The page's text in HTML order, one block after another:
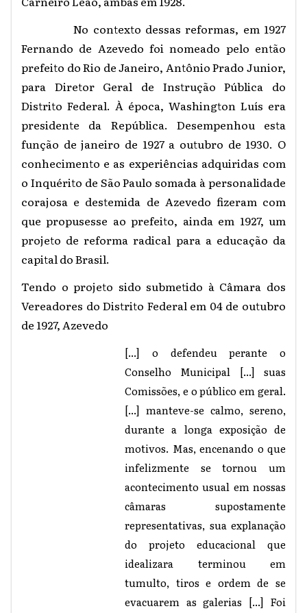
No contexto dessas reformas, em 1927
Fernando de Azevedo foi nomeado pelo então
prefeito do Rio de Janeiro, Antônio Prado Junior,
para Diretor Geral de Instrução Pública do
Distrito Federal. À época, Washington Luís era
presidente da República. Desempenhou esta
função de janeiro de 1927 a outubro de 1930. O
conhecimento e as experiências adquiridas com
o Inquérito de São Paulo somada à personalidade
corajosa e destemida de Azevedo fizeram com
que propusesse ao prefeito, ainda em 1927, um
projeto de reforma radical para a educação da
capital do Brasil.
Tendo o projeto sido submetido à Câmara dos
Vereadores do Distrito Federal em 04 de outubro
de 1927, Azevedo
[...] o defendeu perante o
Conselho Municipal [...] suas
Comissões, e o público em geral.
[...] manteve-se calmo, sereno,
durante a longa exposição de
motivos. Mas, encenando o que
infelizmente se tornou um
acontecimento usual em nossas
câmaras supostamente
representativas, sua explanação
do projeto educacional que
idealizara terminou em
tumulto, tiros e ordem de se
evacuarem as galerias [...] Foi